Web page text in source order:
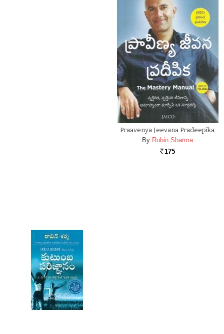
Praavenya Jeevana Pradeepika
By Robin Sharma
Rs. 175